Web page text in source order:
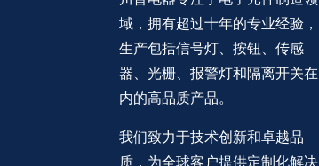
域，拥有超过十年的专业经验，
生产包括信号灯、按钮、传感
器、光栅、报警灯和隔离开关在
内的高品质产品。
我们致力于技术创新和卓越品
质，为全球客户提供定制化解决